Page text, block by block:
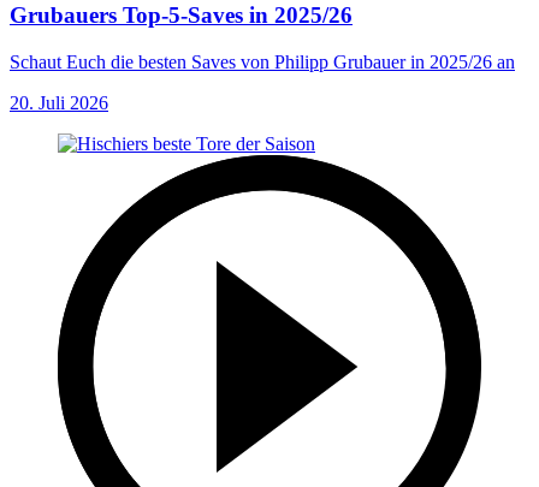
Grubauers Top-5-Saves in 2025/26
Schaut Euch die besten Saves von Philipp Grubauer in 2025/26 an
20. Juli 2026